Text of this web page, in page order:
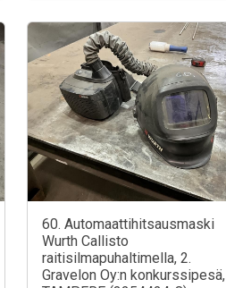
60. Automaattihitsausmaski
Wurth Callisto
raitisilmapuhaltimella, 2.
Gravelon Oy:n konkurssipesä,